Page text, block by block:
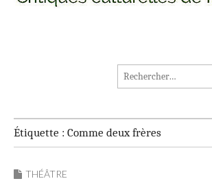
MADININ'ART
Rechercher :
Étiquette : Comme deux frères
THÉÂTRE